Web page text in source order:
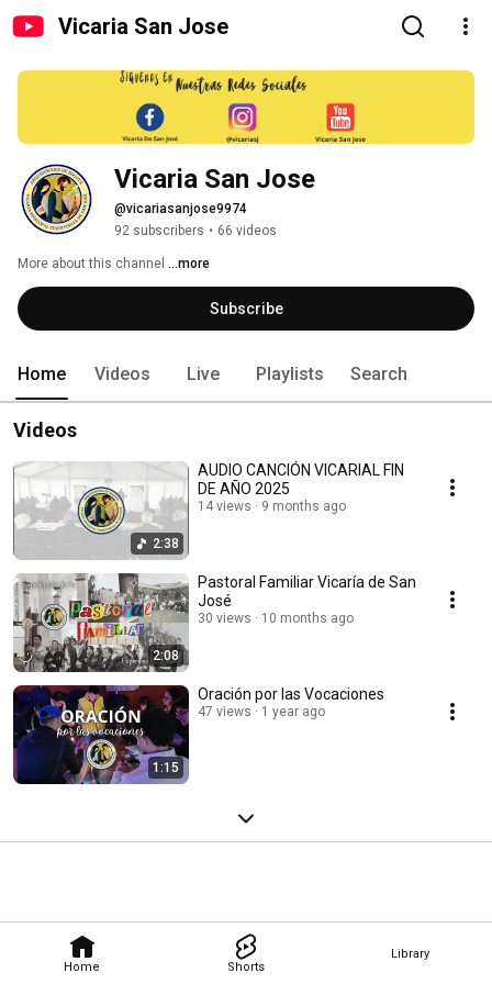
Vicaria San Jose
Home Shorts
Library
Vicaria San Jose
@vicariasanjose9974
92 subscribers • 66 videos
More about this channel ...more
Subscribe
Home Videos Live Playlists Search
Videos
2:38
AUDIO CANCIÓN VICARIAL FIN
DE AÑO 2025
14 views 9 months ago
2:08
Pastoral Familiar Vicaría de San
José
30 views 10 months ago
1:15
Oración por las Vocaciones
47 views 1 year ago